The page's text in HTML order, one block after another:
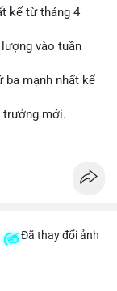
kể từ tháng 4
vào tuần
ba mạnh nhất kể
trưởng mới.
Đã thay đổi ảnh